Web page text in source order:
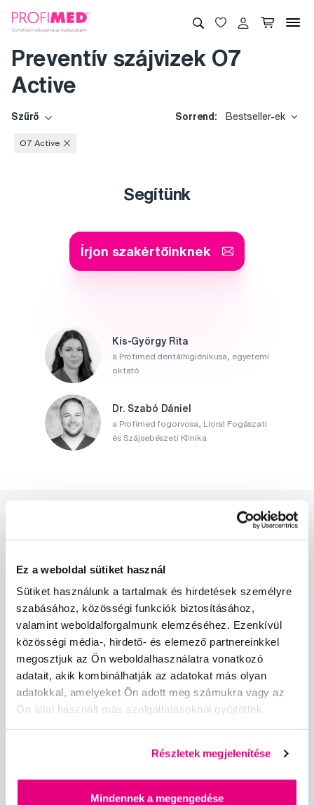
Ez a weboldal sütiket használ
Sütiket használunk a tartalmak és hirdetések személyre
szabásához, közösségi funkciók biztosításához,
valamint weboldalforgalmunk elemzéséhez. Ezenkívül
közösségi média-, hirdető- és elemező partnereinkkel
megosztjuk az Ön weboldalhasználatra vonatkozó
adatait, akik kombinálhatják az adatokat más olyan
adatokkal, amelyeket Ön adott meg számukra vagy az
Ön által használt más szolgáltatásokból gyűjtöttek.
Részletek megjelenítése
Mindennek a megengedése
Preventív szájvizek O7
Active
Szűrő Sorrend: Bestseller-ek
O7 Active
Segítünk
Írjon szakértőinknek
Kis-György Rita
a Profimed dentálhigiénikusa, egyetemi
oktató
Dr. Szabó Dániel
a Profimed fogorvosa, Lioral Fogászati
és Szájsebészeti Klinika
Hírek és ajánlatok
Iratkozz fel
Szeretnék tájékoztatást kapni a hírekről és ajánlatokról és
egyetértek a személyesadataim feldolgozásával.